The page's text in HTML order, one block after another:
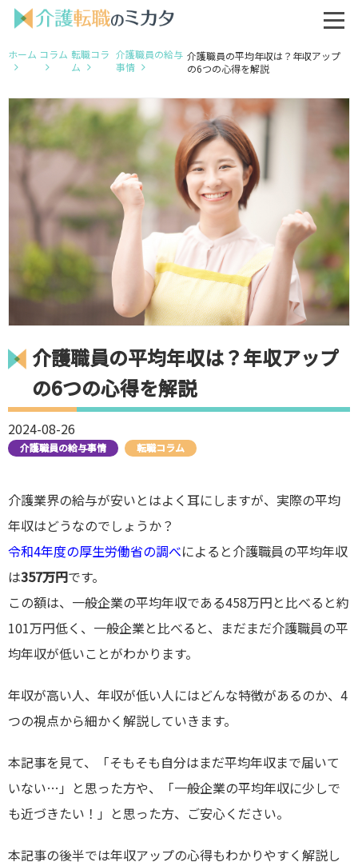
ホーム コラム 転職コラ
ム
介護職員の給与
事情
介護職員の平均年収は？年収アップ
の6つの心得を解説
介護職員の平均年収は？年収アップ
の6つの心得を解説
2024-08-26
介護職員の給与事情 転職コラム
介護業界の給与が安いとはよく耳にしますが、実際の平均
年収はどうなのでしょうか？
令和4年度の厚生労働省の調べによると介護職員の平均年収
は357万円です。
この額は、一般企業の平均年収である458万円と比べると約
101万円低く、一般企業と比べると、まだまだ介護職員の平
均年収が低いことがわかります。
年収が高い人、年収が低い人にはどんな特徴があるのか、4
つの視点から細かく解説していきます。
本記事を見て、「そもそも自分はまだ平均年収まで届いて
いない…」と思った方や、「一般企業の平均年収に少しで
も近づきたい！」と思った方、ご安心ください。
本記事の後半では年収アップの心得もわかりやすく解説し